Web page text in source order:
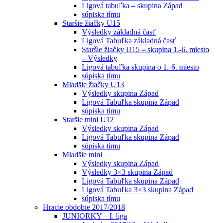
Ligová tabuľka – skupina Západ
súpiska tímu
Staršie žiačky U15
Výsledky základná časť
Ligová Tabuľka základná časť
Staršie žiačky U15 – skupina 1.-6. miesto
– Výsledky
Ligová tabuľka skupina o 1.-6. miesto
súpiska tímu
Mladšie žiačky U13
Výsledky skupina Západ
Ligová Tabuľka skupina Západ
súpiska tímu
Staršie mini U12
Výsledky skupina Západ
Ligová Tabuľka skupina Západ
súpiska tímu
Mladšie mini
Výsledky skupina Západ
Výsledky 3×3 skupina Západ
Ligová Tabuľka skupina Západ
Ligová Tabuľka 3×3 skupina Západ
súpiska tímu
Hracie obdobie 2017/2018
JUNIORKY – I. liga